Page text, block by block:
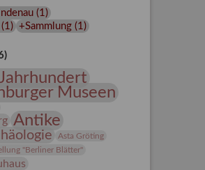
(1 )
1 ) +Sammlung(1 )
Museen
Antike
Asta Gröting
"Berliner Blätter"